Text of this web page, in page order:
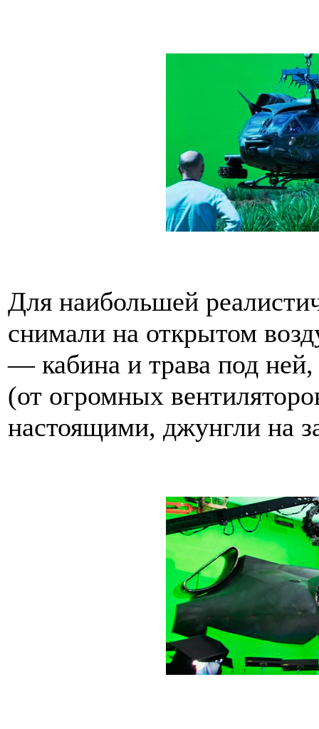
Для наибольшей
снимали на открытом
— кабина и трава под ней,
(от огромных
настоящими, джунгли на